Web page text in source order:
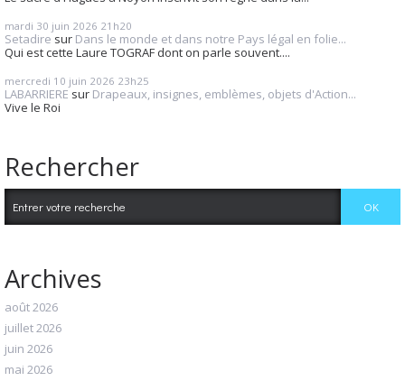
mardi 30 juin 2026 21h20
Setadire sur Dans le monde et dans notre Pays légal en folie...
Qui est cette Laure TOGRAF dont on parle souvent....
mercredi 10 juin 2026 23h25
LABARRIERE sur Drapeaux, insignes, emblèmes, objets d'Action...
Vive le Roi
Rechercher
Archives
août 2026
juillet 2026
juin 2026
mai 2026